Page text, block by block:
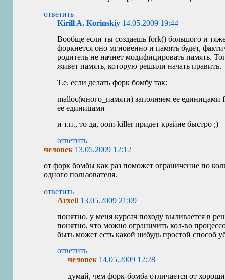
ответить
Kirill A. Korinskiy 14.05.2009 19:44
Вообще если ты создаешь fork() большого и
форкнется оно мгновенно и память будет,
родитель не начнет модифицировать память.
живет память, которую решили начать править.
Т.е. если делать форк бомбу так:
malloc(много_памяти) заполняем ее единицами
ее единицами
и т.п., то да, oom-killer придет крайне быстро ;)
ответить
человек 13.05.2009 12:12
от форк бомбы как раз поможет ограничение по
одного пользователя.
ответить
Arxell 13.05.2009 21:09
понятно. у меня курсач походу выливается в
понятно, что можно ограничить кол-во
быть может есть какой нибудь простой способ
ответить
человек 14.05.2009 12:28
думай, чем форк-бомба отличается от